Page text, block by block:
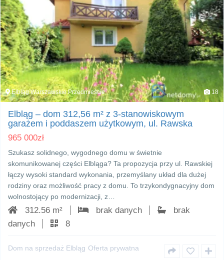
Elbląg Warszawskie Przedmieście 18
Elbląg – dom 312,56 m² z 3-stanowiskowym
garażem i poddaszem użytkowym, ul. Rawska
965 000zł
Szukasz solidnego, wygodnego domu w świetnie
skomunikowanej części Elbląga? Ta propozycja przy ul. Rawskiej
łączy wysoki standard wykonania, przemyślany układ dla dużej
rodziny oraz możliwość pracy z domu. To trzykondygnacyjny dom
wolnostojący po modernizacji, z…
312.56 m² brak danych
brak
danych
8
Dom na sprzedaż Elbląg Oferta prywatna